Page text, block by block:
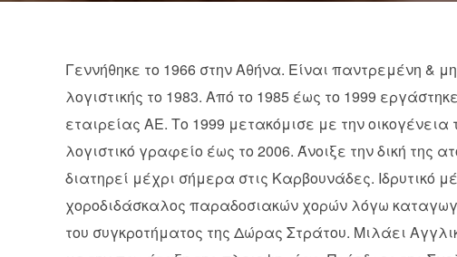
Γεννήθηκε το 1966 στην Αθήνα. Είναι παντρεμένη &
λογιστικής το 1983. Από το 1985 έως το 1999
εταιρείας ΑΕ. Το 1999 μετακόμισε με την
λογιστικό γραφείο έως το 2006. Άνοιξε την δική της
διατηρεί μέχρι σήμερα στις Καρβουνάδες. Ιδρυτικό
χοροδιδάσκαλος παραδοσιακών χορών λόγω
του συγκροτήματος της Δώρας Στράτου. Μιλάει